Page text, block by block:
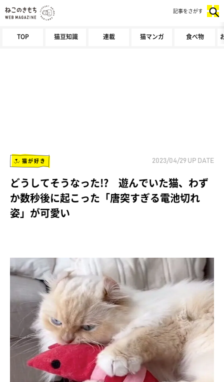
TOP 猫豆知識 連載 猫マンガ 食べ物
記事をさがす
猫が好き 2023/04/29 UP DATE
どうしてそうなった!? 遊んでいた猫、わず
か数秒後に起こった「唐突すぎる電池切れ
姿」が可愛い